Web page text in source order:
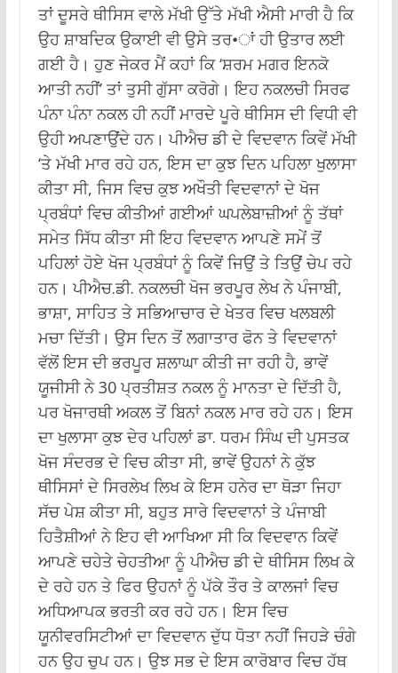
ਤਾਂ ਦੂਸਰੇ ਥੀਸਿਸ ਵਾਲੇ ਮੱਖੀ ਉੱਤੇ ਮੱਖੀ ਐਸੀ ਮਾਰੀ ਹੈ ਕਿ
ਉਹ ਸ਼ਾਬਦਿਕ ਉਕਾਈ ਵੀ ਉਸੇ ਤਰ•ਾਂ ਹੀ ਉਤਾਰ ਲਈ
ਗਈ ਹੈ। ਹੁਣ ਜੇਕਰ ਮੈਂ ਕਹਾਂ ਕਿ ‘ਸ਼ਰਮ ਮਗਰ ਇਨਕੋ
ਆਤੀ ਨਹੀਂ’ ਤਾਂ ਤੁਸੀ ਗੁੱਸਾ ਕਰੋਗੇ। ਇਹ ਨਕਲਚੀ ਸਿਰਫ
ਪੰਨਾ ਪੰਨਾ ਨਕਲ ਹੀ ਨਹੀਂ ਮਾਰਦੇ ਪੂਰੇ ਥੀਸਿਸ ਦੀ ਵਿਧੀ ਵੀ
ਉਹੀ ਅਪਣਾਉਂਦੇ ਹਨ। ਪੀਐਚ ਡੀ ਦੇ ਵਿਦਵਾਨ ਕਿਵੇਂ ਮੱਖੀ
‘ਤੇ ਮੱਖੀ ਮਾਰ ਰਹੇ ਹਨ, ਇਸ ਦਾ ਕੁਝ ਦਿਨ ਪਹਿਲਾ ਖੁਲਾਸਾ
ਕੀਤਾ ਸੀ, ਜਿਸ ਵਿਚ ਕੁਝ ਅਖੌਤੀ ਵਿਦਵਾਨਾਂ ਦੇ ਖੋਜ
ਪ੍ਰਬੰਧਾਂ ਵਿਚ ਕੀਤੀਆਂ ਗਈਆਂ ਘਪਲੇਬਾਜ਼ੀਆਂ ਨੂੰ ਤੱਥਾਂ
ਸਮੇਤ ਸਿੱਧ ਕੀਤਾ ਸੀ ਇਹ ਵਿਦਵਾਨ ਆਪਣੇ ਸਮੇਂ ਤੋਂ
ਪਹਿਲਾਂ ਹੋਏ ਖੋਜ ਪ੍ਰਬੰਧਾਂ ਨੂੰ ਕਿਵੇਂ ਜਿਉਂ ਤੇ ਤਿਉਂ ਚੇਪ ਰਹੇ
ਹਨ। ਪੀਐਚ.ਡੀ. ਨਕਲਚੀ ਖੋਜ ਭਰਪੂਰ ਲੇਖ ਨੇ ਪੰਜਾਬੀ,
ਭਾਸ਼ਾ, ਸਾਹਿਤ ਤੇ ਸਭਿਆਚਾਰ ਦੇ ਖੇਤਰ ਵਿਚ ਖਲਬਲੀ
ਮਚਾ ਦਿੱਤੀ। ਉਸ ਦਿਨ ਤੋਂ ਲਗਾਤਾਰ ਫੋਨ ਤੇ ਵਿਦਵਾਨਾਂ
ਵੱਲੋਂ ਇਸ ਦੀ ਭਰਪੂਰ ਸ਼ਲਾਘਾ ਕੀਤੀ ਜਾ ਰਹੀ ਹੈ, ਭਾਵੇਂ
ਯੂਜੀਸੀ ਨੇ 30 ਪ੍ਰਤੀਸ਼ਤ ਨਕਲ ਨੂੰ ਮਾਨਤਾ ਦੇ ਦਿੱਤੀ ਹੈ,
ਪਰ ਖੋਜਾਰਥੀ ਅਕਲ ਤੋਂ ਬਿਨਾਂ ਨਕਲ ਮਾਰ ਰਹੇ ਹਨ। ਇਸ
ਦਾ ਖੁਲਾਸਾ ਕੁਝ ਦੇਰ ਪਹਿਲਾਂ ਡਾ. ਧਰਮ ਸਿੰਘ ਦੀ ਪੁਸਤਕ
ਖੋਜ ਸੰਦਰਭ ਦੇ ਵਿਚ ਕੀਤਾ ਸੀ, ਭਾਵੇਂ ਉਹਨਾਂ ਨੇ ਕੁੱਝ
ਥੀਸਿਸਾਂ ਦੇ ਸਿਰਲੇਖ ਲਿਖ ਕੇ ਇਸ ਹਨੇਰ ਦਾ ਥੋੜਾ ਜਿਹਾ
ਸੱਚ ਪੇਸ਼ ਕੀਤਾ ਸੀ, ਬਹੁਤ ਸਾਰੇ ਵਿਦਵਾਨਾਂ ਤੇ ਪੰਜਾਬੀ
ਹਿਤੈਸ਼ੀਆਂ ਨੇ ਇਹ ਵੀ ਆਖਿਆ ਸੀ ਕਿ ਵਿਦਵਾਨ ਕਿਵੇਂ
ਆਪਣੇ ਚਹੇਤੇ ਚੇਹਤੀਆ ਨੂੰ ਪੀਐਚ ਡੀ ਦੇ ਥੀਸਿਸ ਲਿਖ ਕੇ
ਦੇ ਰਹੇ ਹਨ ਤੇ ਫਿਰ ਉਹਨਾਂ ਨੂੰ ਪੱਕੇ ਤੌਰ ਤੇ ਕਾਲਜਾਂ ਵਿਚ
ਅਧਿਆਪਕ ਭਰਤੀ ਕਰ ਰਹੇ ਹਨ। ਇਸ ਵਿਚ
ਯੂਨੀਵਰਸਿਟੀਆਂ ਦਾ ਵਿਦਵਾਨ ਦੁੱਧ ਧੋਤਾ ਨਹੀਂ ਜਿਹੜੇ ਚੰਗੇ
ਹਨ ਉਹ ਚੁਪ ਹਨ। ਉਝ ਸਭ ਦੇ ਇਸ ਕਾਰੋਬਾਰ ਵਿਚ ਹੱਥ